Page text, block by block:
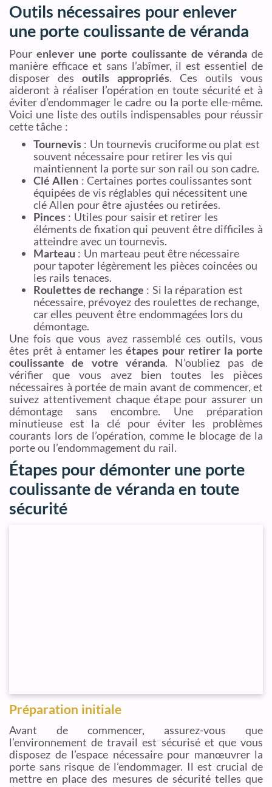
Outils nécessaires pour enlever
une porte coulissante de véranda
Pour enlever une porte coulissante de véranda de
manière efficace et sans l’abîmer, il est essentiel de
disposer des outils appropriés. Ces outils vous
aideront à réaliser l’opération en toute sécurité et à
éviter d’endommager le cadre ou la porte elle-même.
Voici une liste des outils indispensables pour réussir
cette tâche :
Tournevis : Un tournevis cruciforme ou plat est
souvent nécessaire pour retirer les vis qui
maintiennent la porte sur son rail ou son cadre.
Clé Allen : Certaines portes coulissantes sont
équipées de vis réglables qui nécessitent une
clé Allen pour être ajustées ou retirées.
Pinces : Utiles pour saisir et retirer les
éléments de fixation qui peuvent être difficiles à
atteindre avec un tournevis.
Marteau : Un marteau peut être nécessaire
pour tapoter légèrement les pièces coincées ou
les rails tenaces.
Roulettes de rechange : Si la réparation est
nécessaire, prévoyez des roulettes de rechange,
car elles peuvent être endommagées lors du
démontage.
Une fois que vous avez rassemblé ces outils, vous
êtes prêt à entamer lesétapes pour retirer la porte
coulissante de votre véranda. N’oubliez pas de
vérifier que vous avez bien toutes les pièces
nécessaires à portée de main avant de commencer, et
suivez attentivement chaque étape pour assurer un
démontage sans encombre. Une préparation
minutieuse est la clé pour éviter les problèmes
courants lors de l’opération, comme le blocage de la
porte ou l’endommagement du rail.
Étapes pour démonter une porte
coulissante de véranda en toute
sécurité
Préparation initiale
Avant de commencer, assurez-vous que
l’environnement de travail est sécurisé et que vous
disposez de l’espace nécessaire pour manœuvrer la
porte sans risque de l’endommager. Il est crucial de
mettre en place des mesures de sécurité telles que